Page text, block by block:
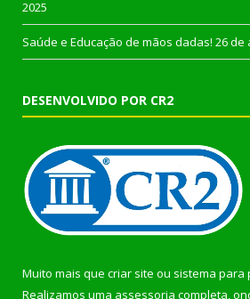
2025
Saúde e Educação de mãos dadas! 26 de
DESENVOLVIDO POR CR2
Muito mais que criar site ou sistema para
Realizamos uma assessoria completa,